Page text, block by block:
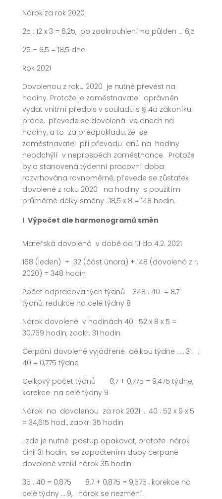
Nárok za rok 2020
25 : 12 x 3 = 6,25, po zaokrouhlení na půlden … 6,5
25 – 6,5 = 18,5 dne
Rok 2021
Dovolenou z roku 2020 je nutné převést na
hodiny. Protože je zaměstnavatel oprávněn
vydat vnitřní předpis v souladu s § 4a zákoníku
práce, převede se dovolená ve dnech na
hodiny, a to za předpokladu, že se
zaměstnavatel při převodu dnů na hodiny
neodchýlí v neprospěch zaměstnance. Protože
byla stanovená týdenní pracovní doba
rozvrhována rovnoměrně, převede se zůstatek
dovolené z roku 2020 na hodiny s použitím
průměrné délky směny ..18,5 x 8 = 148 hodin.
Výpočet dle harmonogramů směn
Mateřská dovolená v době od 1.1 do 4.2. 2021
168 (leden) + 32 (část února) + 148 (dovolená z r.
2020) = 348 hodin
Počet odpracovaných týdnů 348 : 40 = 8,7
týdnů, redukce na celé týdny 8
Nárok dovolené v hodinách 40 : 52 x 8 x 5 =
30,769 hodin, zaokr. 31 hodin
Čerpání dovolené vyjádřené délkou týdne ……31 :
40 = 0,775 týdne
Celkový počet týdnů 8,7 + 0,775 = 9,475 týdne,
korekce na celé týdny 9
Nárok na dovolenou za rok 2021 … 40 : 52 x 9 x 5
= 34,615 hod., zaokr. 35 hodin
I zde je nutné postup opakovat, protože nárok
činil 31 hodin, se započtením doby čerpané
dovolené vznikl nárok 35 hodin.
35 : 40 = 0,875 8,7 + 0,875 = 9,575 , korekce na
celé týdny ….9, nárok se nezmění.